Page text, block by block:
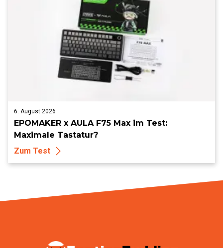
6. August 2026
EPOMAKER x AULA F75 Max im Test:
Maximale Tastatur?
Zum Test